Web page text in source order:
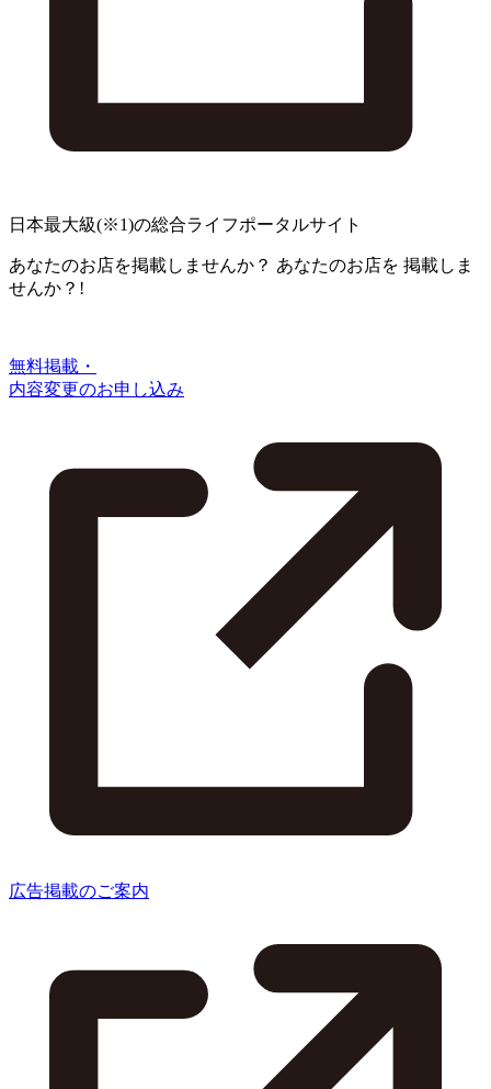
日本最大級(※1)の総合ライフポータルサイト
あなたのお店を掲載しませんか？ あなたのお店を 掲載しま
せんか？!
無料掲載・
内容変更のお申し込み
広告掲載のご案内